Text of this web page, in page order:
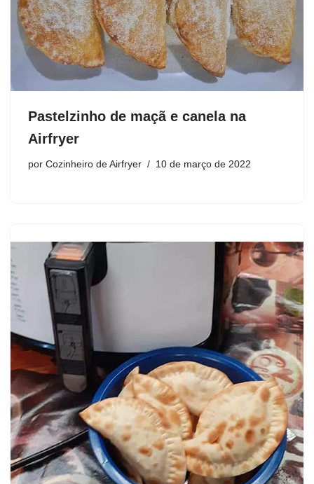
Pastelzinho de maçã e canela na
Airfryer
por Cozinheiro de Airfryer 10 de março de 2022